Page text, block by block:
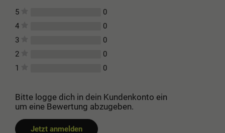
5
0
4
0
3
0
2
0
1
0
Bitte logge dich in dein Kundenkonto ein
um eine Bewertung abzugeben.
Jetzt anmelden